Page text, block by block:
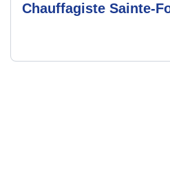
Chauffagiste Sainte-